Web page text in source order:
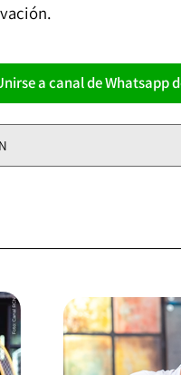
a canal de Whatsapp